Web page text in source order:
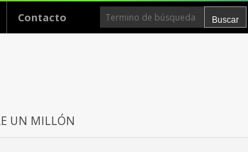
Contacto
UN MILLÓN